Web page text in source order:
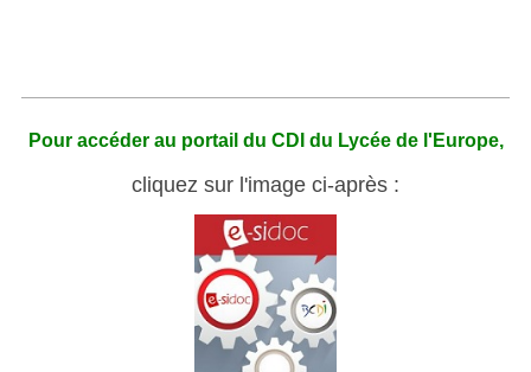
Pour accéder au portail du CDI du Lycée de l'Europe,
cliquez sur l'image ci-après :